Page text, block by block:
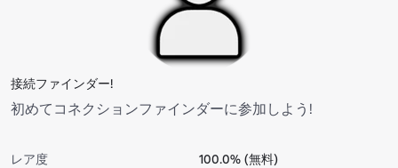
接続ファインダー!
初めてコネクションファインダーに参加しよう!
レア度
100.0% (無料)